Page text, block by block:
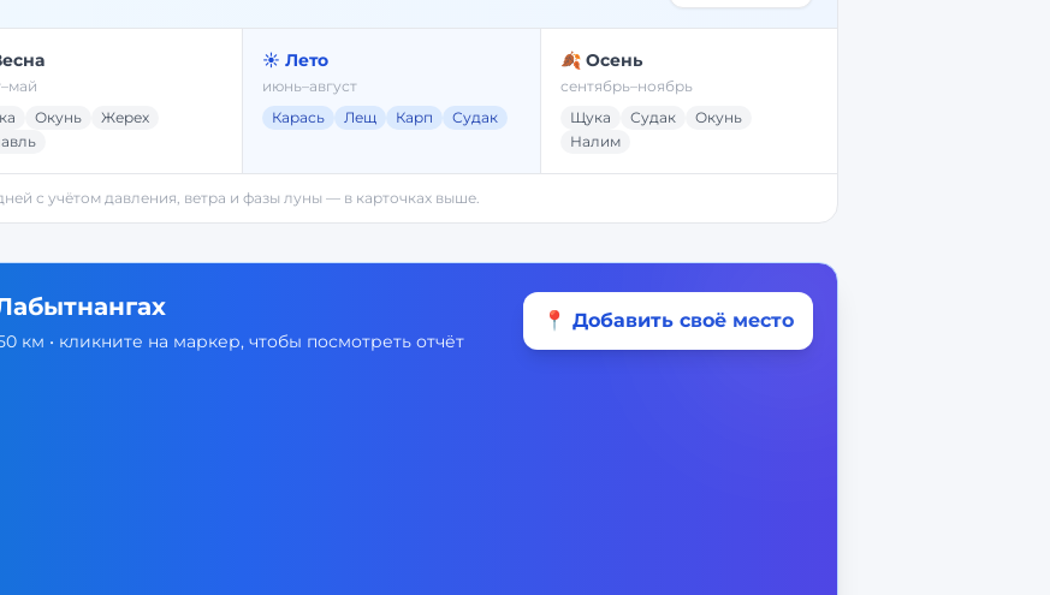
Окунь
Жерех
☀️ Лето
июнь–август
Карась
Лещ Карп Судак
🍂 Осень
сентябрь–ноябрь
Щука
Судак
Окунь
Налим
с учётом давления, ветра и фазы луны — в карточках выше.
км • кликните на маркер, чтобы посмотреть отчёт
📍 Добавить своё место